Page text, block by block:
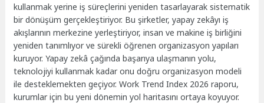
kullanmak yerine iş süreçlerini yeniden tasarlayarak sistematik
bir dönüşüm gerçekleştiriyor. Bu şirketler, yapay zekâyı iş
akışlarının merkezine yerleştiriyor, insan ve makine iş birliğini
yeniden tanımlıyor ve sürekli öğrenen organizasyon yapıları
kuruyor. Yapay zekâ çağında başarıya ulaşmanın yolu,
teknolojiyi kullanmak kadar onu doğru organizasyon modeli
ile desteklemekten geçiyor. Work Trend Index 2026 raporu,
kurumlar için bu yeni dönemin yol haritasını ortaya koyuyor.